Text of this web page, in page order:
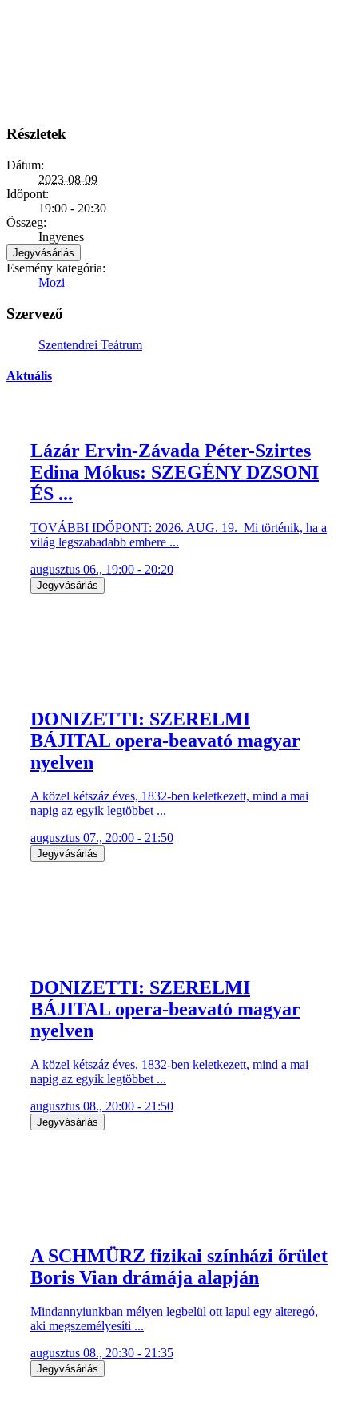
Részletek
Dátum:
2023-08-09
Időpont:
19:00 - 20:30
Összeg:
Ingyenes
Jegyvásárlás
Esemény kategória:
Mozi
Szervező
Szentendrei Teátrum
Aktuális
Lázár Ervin-Závada Péter-Szirtes
Edina Mókus: SZEGÉNY DZSONI
ÉS ...
TOVÁBBI IDŐPONT: 2026. AUG. 19. Mi történik, ha a
világ legszabadabb embere ...
augusztus 06., 19:00 - 20:20
Jegyvásárlás
DONIZETTI: SZERELMI
BÁJITAL opera-beavató magyar
nyelven
A közel kétszáz éves, 1832-ben keletkezett, mind a mai
napig az egyik legtöbbet ...
augusztus 07., 20:00 - 21:50
Jegyvásárlás
DONIZETTI: SZERELMI
BÁJITAL opera-beavató magyar
nyelven
A közel kétszáz éves, 1832-ben keletkezett, mind a mai
napig az egyik legtöbbet ...
augusztus 08., 20:00 - 21:50
Jegyvásárlás
A SCHMÜRZ fizikai színházi őrület
Boris Vian drámája alapján
Mindannyiunkban mélyen legbelül ott lapul egy alteregó,
aki megszemélyesíti ...
augusztus 08., 20:30 - 21:35
Jegyvásárlás